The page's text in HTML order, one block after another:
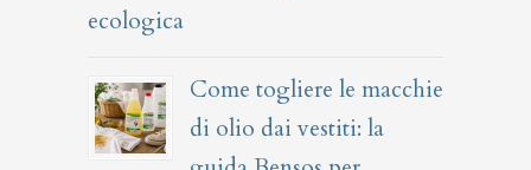
ecologica
Come togliere le macchie
di olio dai vestiti: la